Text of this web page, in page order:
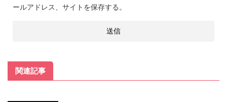
ールアドレス、サイトを保存する。
関連記事